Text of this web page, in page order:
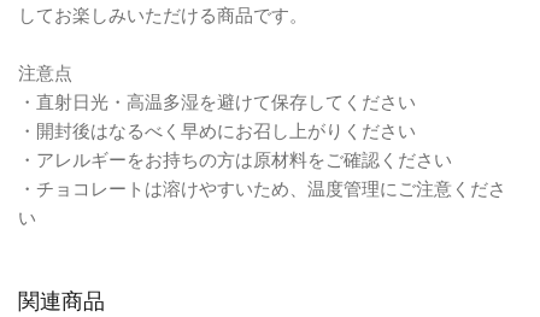
してお楽しみいただける商品です。
注意点
・直射日光・高温多湿を避けて保存してください
・開封後はなるべく早めにお召し上がりください
・アレルギーをお持ちの方は原材料をご確認ください
・チョコレートは溶けやすいため、温度管理にご注意くださ
い
関連商品